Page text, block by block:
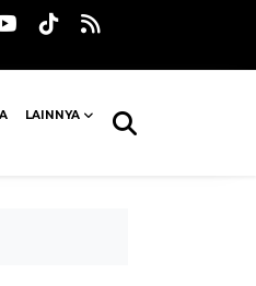
LAINNYA